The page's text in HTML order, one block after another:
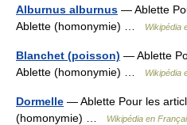
Alburnus alburnus — Ablette
Ablette (homonymie) …
Wikipédia
Blanchet (poisson) — Ablette
Ablette (homonymie) …
Wikipédia
Dormelle — Ablette Pour les
(homonymie) …
Wikipédia en